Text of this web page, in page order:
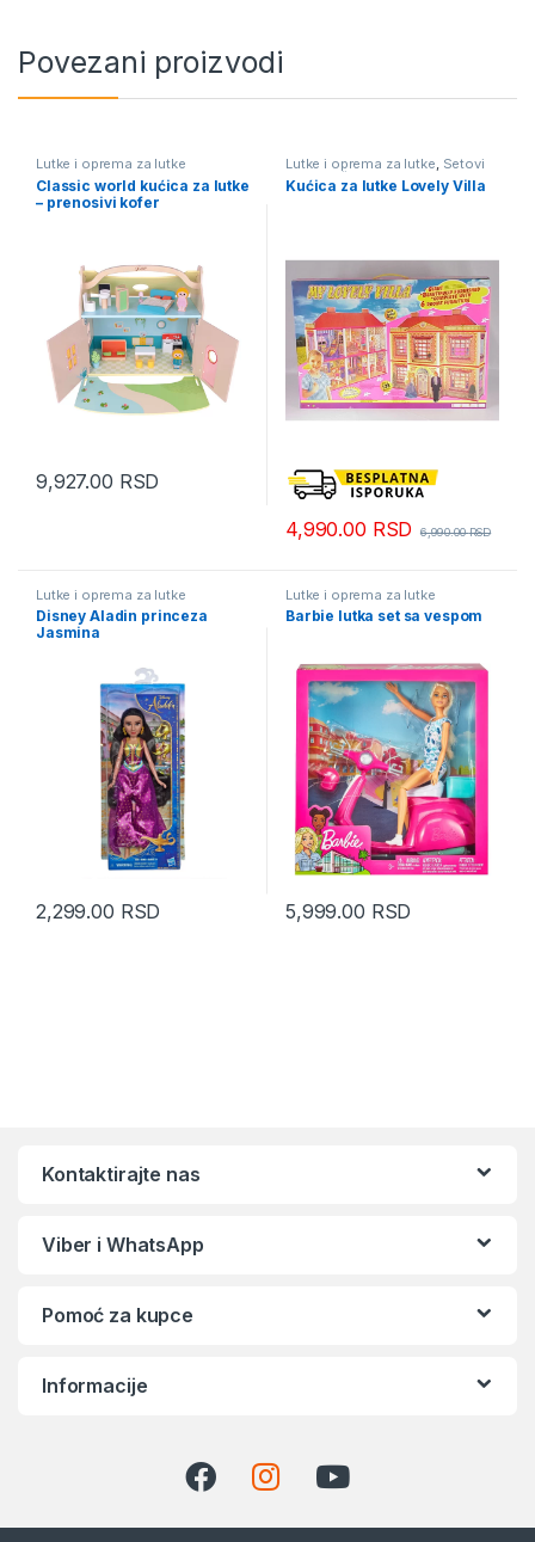
Povezani proizvodi
Lutke i oprema za lutke
Classic world kućica za lutke
– prenosivi kofer
9,927.00 RSD
Lutke i oprema za lutke, Setovi
za devojčice
Kućica za lutke Lovely Villa
4,990.00 RSD 6,990.00RSD
Lutke i oprema za lutke
Disney Aladin princeza
Jasmina
2,299.00 RSD
Lutke i oprema za lutke
Barbie lutka set sa vespom
5,999.00 RSD
Kontaktirajte nas
Viber i WhatsApp
Pomoć za kupce
Informacije